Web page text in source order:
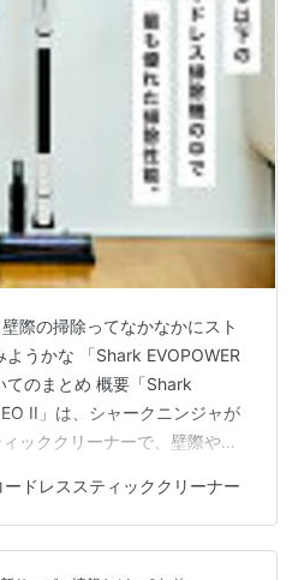
際の掃除ってなかなかにスト
うかな 「Shark EVOPOWER
てのまとめ 概要「Shark
II」は、シャークニンジャが
ッククリーナーで、壁際や部
日で、店頭予想価格は71,500
SYSTEM NEO II
徴 エッジセンサー搭載壁際や
ードレススティッククリーナー